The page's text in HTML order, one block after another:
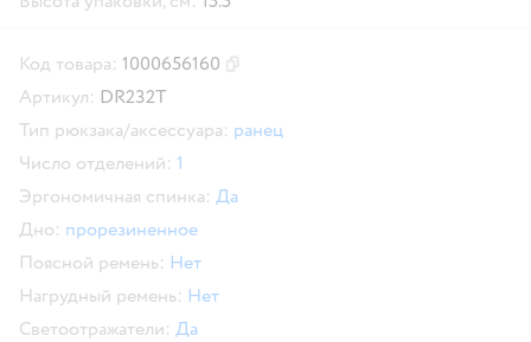
Код товара: 1000656160
Артикул: DR232T
Тип рюкзака/аксессуара: ранец
Число отделений: 1
Эргономичная спинка: Да
Дно: прорезиненное
Поясной ремень: Нет
Нагрудный ремень: Нет
Светоотражатели: Да